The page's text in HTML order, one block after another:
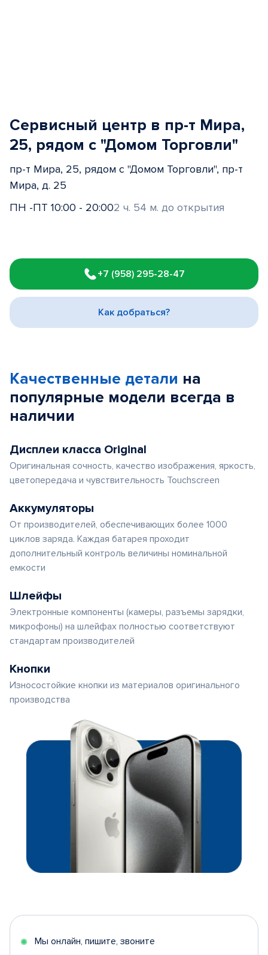
Сервисный центр в пр-т Мира,
25, рядом с "Домом Торговли"
пр-т Мира, 25, рядом с "Домом Торговли", пр-т
Мира, д. 25
ПН -ПТ 10:00 - 20:002 ч. 54 м. до открытия
1
of
3
+7 (958) 295-28-47
Как добраться?
Качественные детали на
популярные модели всегда в
наличии
Дисплеи класса Original
Оригинальная сочность, качество изображения, яркость,
цветопередача и чувствительность Touchscreen
Аккумуляторы
От производителей, обеспечивающих более 1000
циклов заряда. Каждая батарея проходит
дополнительный контроль величины номинальной
емкости
Шлейфы
Электронные компоненты (камеры, разъемы зарядки,
микрофоны) на шлейфах полностью соответствуют
стандартам производителей
Кнопки
Износостойкие кнопки из материалов оригинального
производства
Мы онлайн, пишите, звоните